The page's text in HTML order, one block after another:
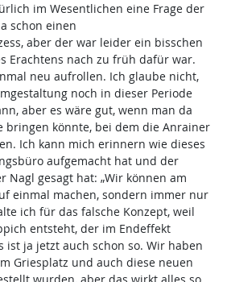
im Wesentlichen eine Frage der
schon einen
aber der war leider ein bisschen
Erachtens nach zu früh dafür war.
neu aufrollen. Ich glaube nicht,
noch in dieser Periode
aber es wäre gut, wenn man da
bringen könnte, bei dem die Anrainer
Ich kann mich erinnern wie dieses
aufgemacht hat und der
Nagl gesagt hat: „Wir können am
einmal machen, sondern immer nur
ich für das falsche Konzept, weil
entsteht, der im Endeffekt
ist ja jetzt auch schon so. Wir haben
Griesplatz und auch diese neuen